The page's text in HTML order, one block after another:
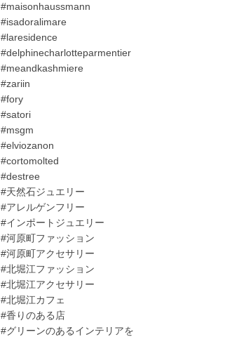
#maisonhaussmann
#isadoralimare
#laresidence
#delphinecharlotteparmentier
#meandkashmiere
#zariin
#fory
#satori
#msgm
#elviozanon
#cortomolted
#destree
#天然石ジュエリー
#アレルゲンフリー
#インポートジュエリー
#河原町ファッション
#河原町アクセサリー
#北堀江ファッション
#北堀江アクセサリー
#北堀江カフェ
#香りのある店
#グリーンのあるインテリアを